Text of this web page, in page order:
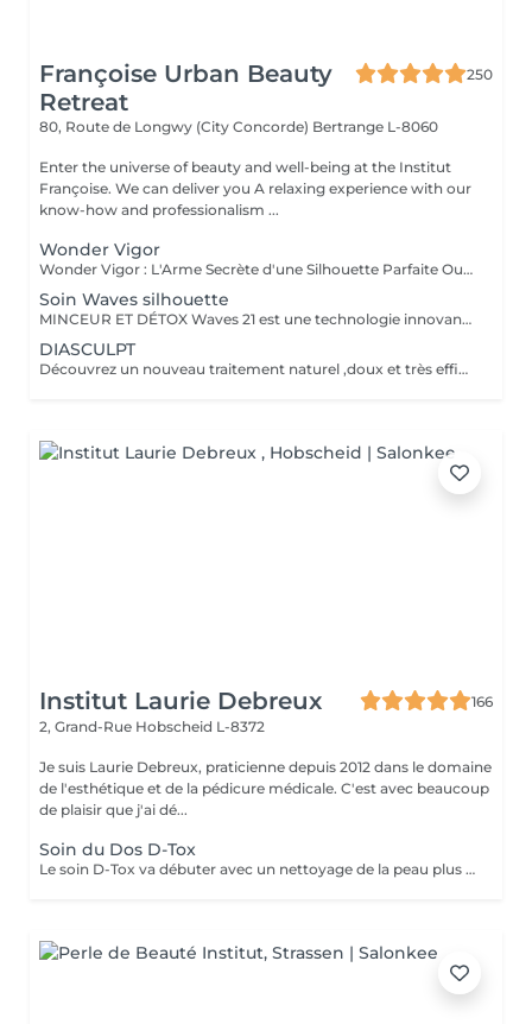
Françoise Urban Beauty
Retreat
250
80, Route de Longwy (City Concorde) Bertrange L-8060
Enter the universe of beauty and well-being at the Institut
Françoise. We can deliver you A relaxing experience with our
know-how and professionalism ...
Wonder Vigor
Wonder Vigor : L'Arme Secrète d'une Silhouette Parfaite Oubliez les méthodes ordinaires. Wonder Vigor est la première et unique technologie au monde à fusionner thermogenèse intelligente et contraction musculaire hélicoïdale pour détruire la graisse et sculpter le corps avec une précision chirurgicale sans bistouri, sans douleur, sans compromis. Propulsé par Thermodexia, un brevet exclusif, ce système agit en profondeur pour des résultats visibles, mesurables, et inégalés. Une expérience ultra-confortable, des effets immédiats et durables parce que votre corps mérite l'excellence absolue. Exclusivement chez nous. Parce que le génie ne se partage pas. Prêt à transformer votre corps ? Venez vivre l'expérience Wonder Vigor.
Soin Waves silhouette
MINCEUR ET DÉTOX Waves 21 est une technologie innovante aux effets rééquilibrant , minceurs et détox permettant une action ciblée sur les différentes zones que l'on souhaite amincir. Grâce a l'association de électrostimulation des métamères en lien direct avec les organes , et d'un traitement par le froid intense , ce soin , relance le système lymphatique et veineux Les tissus sont détoxifiés en profondeur , la silhouette ré harmonisée , et les imperfections telle la cellulite , et la graisse abdominale sont visiblement réduites , dès la première séance .
DIASCULPT
Découvrez un nouveau traitement naturel ,doux et très efficace pour éliminer les surcharges graisseuses localisées : abdomen, hanches ,genoux , bras , fesses ,les résultats sont visibles immédiatement .Cette technique permet également de soigner la cellulite, et raffermir les zones relâchées en renforçant la fabrication d'un bon collagène.
Institut Laurie Debreux
166
2, Grand-Rue Hobscheid L-8372
Je suis Laurie Debreux, praticienne depuis 2012 dans le domaine
de l'esthétique et de la pédicure médicale. C'est avec beaucoup
de plaisir que j'ai dé...
Soin du Dos D-Tox
Le soin D-Tox va débuter avec un nettoyage de la peau plus en profondeur sans dessécher la peau. Il va éliminer les impuretés, le sébum et les toxines permettant ainsi à la peau de mieux respirer et mieux absorber les actifs qui vont suivre. Il va révéler un teint clarifié et d'apparence saine. La peau sera plus douce, rafraichie et radieuse. Le soin est composé d'un nettoyage profond en douceur et d'un masque crème hydratant intense.